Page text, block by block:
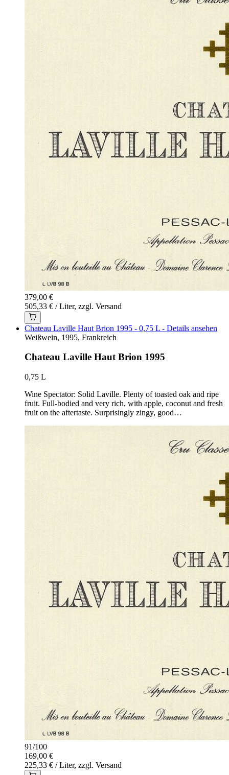
379,00 €
505,33 € / Liter, zzgl. Versand
Chateau Laville Haut Brion 1995 - 0,75 L - Details ansehen
Weißwein, 1995, Frankreich
Chateau Laville Haut Brion 1995
0,75 L
Wine Spectator: Solid Laville. Plenty of toasted oak and ripe
fruit. Full-bodied and very rich, with apple, coconut and fresh
fruit on the aftertaste. Surprisingly zingy, good…
91/100
169,00 €
225,33 € / Liter, zzgl. Versand